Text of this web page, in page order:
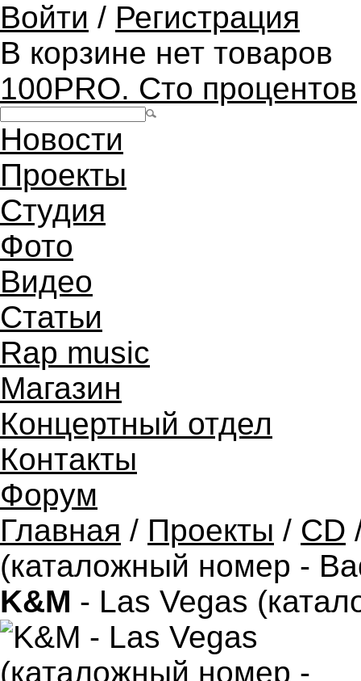
Войти / Регистрация
В корзине нет товаров
100PRO. Сто процентов
Новости
Проекты
Студия
Фото
Видео
Статьи
Rap music
Магазин
Концертный отдел
Контакты
Форум
Главная / Проекты / CD
(каталожный номер -
K&M - Las Vegas